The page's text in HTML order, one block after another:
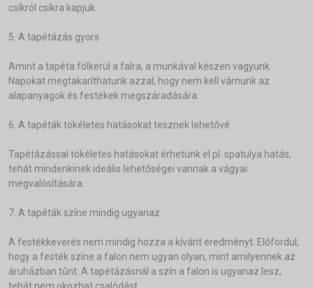
csíkról csíkra kapjuk.
5. A tapétázás gyors
Amint a tapéta fölkerül a falra, a munkával készen vagyunk.
Napokat megtakaríthatunk azzal, hogy nem kell várnunk az
alapanyagok és festékek megszáradására.
6. A tapéták tökéletes hatásokat tesznek lehetővé
Tapétázással tökéletes hatásokat érhetünk el pl. spatulya hatás,
tehát mindenkinek ideális lehetőségei vannak a vágyai
megvalósítására.
7. A tapéták színe mindig ugyanaz
A festékkeverés nem mindig hozza a kívánt eredményt. Előfordul,
hogy a festék színe a falon nem ugyan olyan, mint amilyennek az
áruházban tűnt. A tapétázásnál a szín a falon is ugyanaz lesz,